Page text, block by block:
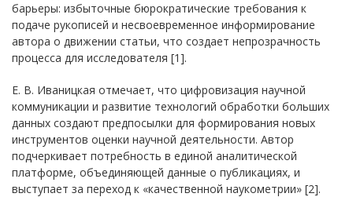
барьеры: избыточные бюрократические требования к
подаче рукописей и несвоевременное информирование
автора о движении статьи, что создает непрозрачность
процесса для исследователя [1].
Е. В. Иваницкая отмечает, что цифровизация научной
коммуникации и развитие технологий обработки больших
данных создают предпосылки для формирования новых
инструментов оценки научной деятельности. Автор
подчеркивает потребность в единой аналитической
платформе, объединяющей данные о публикациях, и
выступает за переход к «качественной наукометрии» [2].